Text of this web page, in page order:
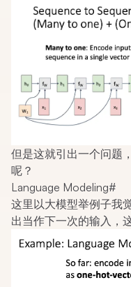
但是这就引出一个问题
呢？
Language Modeling#
这里以大模型举例子我
出当作下一次的输入，